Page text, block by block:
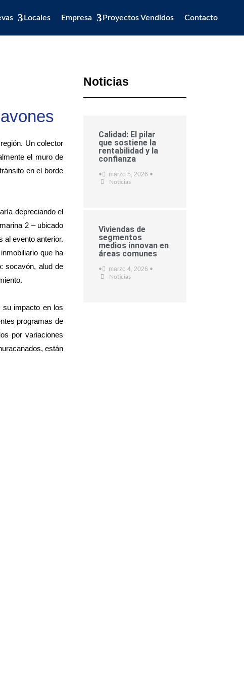
Locales Empresa Proyectos Vendidos Contacto
Un colector
el muro de
en el borde
depreciando el
2 – ubicado
al evento anterior.
que ha
socavón, alud de
su impacto en los
programas de
por variaciones
están
Noticias
Calidad: El pilar
que sostiene la
rentabilidad y la
confianza
• marzo 5, 2026 •
Noticias
Viviendas de
segmentos
medios innovan en
áreas comunes
• marzo 4, 2026 •
Noticias